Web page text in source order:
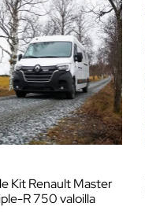
Kit Renault Master
R 750 valoilla